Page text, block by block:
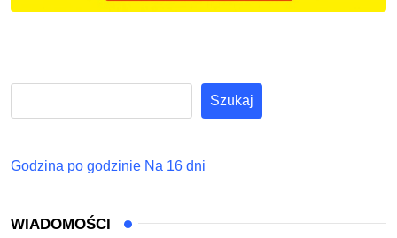
Szukaj
Godzina po godzinie Na 16 dni
WIADOMOŚCI